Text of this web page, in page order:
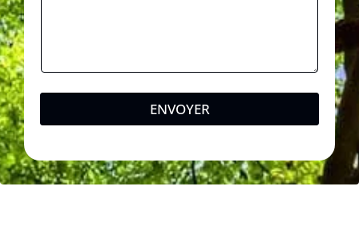
ENVOYER